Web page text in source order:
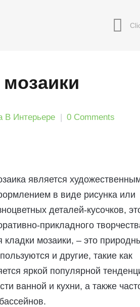
В Интерьере 0 Comments
является
в виде рисунка или
деталей-кусочков,
прикладного
мозаики, – это
и другие, такие как
яркой популярной
ванной и кухни, а также